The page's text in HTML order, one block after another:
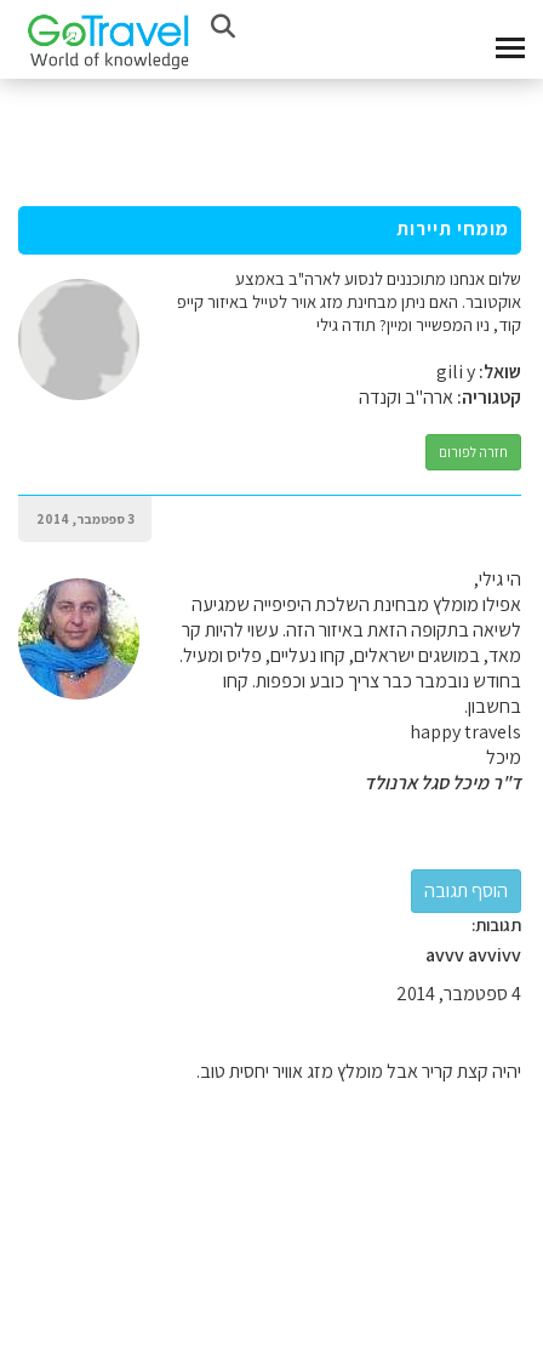
מומחי תיירות
שלום אנחנו מתוכננים לנסוע לארה"ב באמצע
אוקטובר. האם ניתן מבחינת מזג אויר לטייל באיזור קייפ
קוד, ניו המפשייר ומיין? תודה גילי
שואל:
קטגוריה:ארה"ב וקנדה
חזרה לפורום
3 ספטמבר, 2014
הי גילי,
אפילו מומלץ מבחינת השלכת היפיפייה שמגיעה
לשיאה בתקופה הזאת באיזור הזה. עשוי להיות קר
מאד, במושגים ישראלים, קחו נעליים, פליס ומעיל.
בחודש נובמבר כבר צריך כובע וכפפות. קחו
בחשבון.
happy travels
מיכל
ד"ר מיכל סגל ארנולד
תגובות:
avvv avvivv
4 ספטמבר, 2014
יהיה קצת קריר אבל מומלץ מזג אוויר יחסית טוב.